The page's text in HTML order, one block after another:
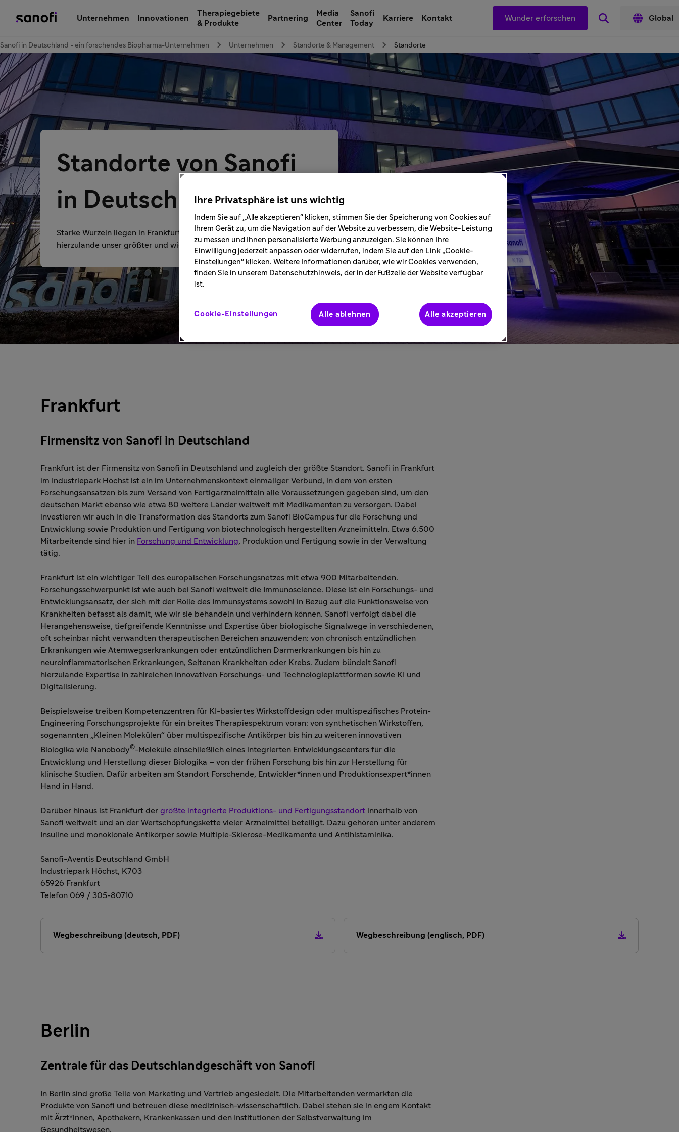
Unternehmen Innovationen
Therapiegebiete
& Produkte
Partnering
Media
Center
Sanofi
Today
Karriere Kontakt Wunder erforschen Global
Sanofi in Deutschland - ein forschendes Biopharma-Unternehmen Unternehmen Standorte & Management Standorte
Standorte von Sanofi
in Deutschland
Starke Wurzeln liegen in Frankfurt-Höchst. Noch heute ist dies
hierzulande unser größter und wichtigster Standort.
Frankfurt
Firmensitz von Sanofi in Deutschland
Frankfurt ist der Firmensitz von Sanofi in Deutschland und zugleich der größte Standort. Sanofi in Frankfurt
im Industriepark Höchst ist ein im Unternehmenskontext einmaliger Verbund, in dem von ersten
Forschungsansätzen bis zum Versand von Fertigarzneimitteln alle Voraus­setzungen gegeben sind, um den
deutschen Markt ebenso wie etwa 80 weitere Länder weltweit mit Medikamenten zu versorgen. Dabei
investieren wir auch in die Transformation des Standorts zum Sanofi BioCampus für die Forschung und
Entwicklung sowie Produktion und Fertigung von biotechnologisch hergestellten Arzneimitteln. Etwa 6.500
Mitarbeitende sind hier in Forschung und Entwicklung, Produktion und Fertigung sowie in der Verwaltung
tätig.
Frankfurt ist ein wichtiger Teil des europäischen Forschungsnetzes mit etwa 900 Mitarbeitenden.
Forschungsschwerpunkt ist wie auch bei Sanofi weltweit die Immunoscience. Diese ist ein Forschungs- und
Entwicklungsansatz, der sich mit der Rolle des Immunsystems sowohl in Bezug auf die Funktionsweise von
Krankheiten befasst als damit, wie wir sie behandeln und verhindern können. Sanofi verfolgt dabei die
Herangehensweise, tiefgreifende Kenntnisse und Expertise über biologische Signalwege in verschiedenen,
oft scheinbar nicht verwandten therapeutischen Bereichen anzuwenden: von chronisch entzündlichen
Erkrankungen wie Atemwegserkrankungen oder entzündlichen Darmerkrankungen bis hin zu
neuroinflammatorischen Erkrankungen, Seltenen Krankheiten oder Krebs. Zudem bündelt Sanofi
hierzulande Expertise in zahlreichen innovativen Forschungs- und Technologieplattformen sowie KI und
Digitalisierung.
Beispielsweise treiben Kompetenzzentren für KI-basiertes Wirkstoffdesign oder multispezifisches Protein-
Engineering Forschungsprojekte für ein breites Therapiespektrum voran: von synthetischen Wirkstoffen,
sogenannten „Kleinen Molekülen“ über multispezifische Antikörper bis hin zu weiteren innovativen
Biologika wie Nanobody®-Moleküle einschließlich eines integrierten Entwicklungscenters für die
Entwicklung und Herstellung dieser Biologika – von der frühen Forschung bis hin zur Herstellung für
klinische Studien. Dafür arbeiten am Standort Forschende, Entwickler*innen und Produktionsexpert*innen
Hand in Hand.
Darüber hinaus ist Frankfurt der größte integrierte Produktions- und Fertigungsstandort innerhalb von
Sanofi weltweit und an der Wertschöpfungskette vieler Arzneimittel beteiligt. Dazu gehören unter anderem
Insuline und monoklonale Antikörper sowie Multiple-Sklerose-Medikamente und Antihistaminika.
Sanofi-Aventis Deutschland GmbH
Industriepark Höchst, K703
65926 Frankfurt
Telefon 069 / 305-80710
Wegbeschreibung (deutsch, PDF) Wegbeschreibung (englisch, PDF)
Berlin
Zentrale für das Deutschlandgeschäft von Sanofi
In Berlin sind große Teile von Marketing und Vertrieb angesiedelt. Die Mitarbeitenden vermarkten die
Produkte von Sanofi und betreuen diese medizinisch-wissenschaftlich. Dabei stehen sie in engem Kontakt
mit Ärzt*innen, Apothekern, Krankenkassen und den Institutionen der Selbstverwaltung im
Gesundheitswesen.
Ihre Privatsphäre ist uns wichtig
Indem Sie auf „Alle akzeptieren" klicken, stimmen Sie der Speicherung von Cookies auf
Ihrem Gerät zu, um die Navigation auf der Website zu verbessern, die Website-Leistung
zu messen und Ihnen personalisierte Werbung anzuzeigen. Sie können Ihre
Einwilligung jederzeit anpassen oder widerrufen, indem Sie auf den Link „Cookie-
Einstellungen" klicken. Weitere Informationen darüber, wie wir Cookies verwenden,
finden Sie in unserem Datenschutzhinweis, der in der Fußzeile der Website verfügbar
ist.
Cookie-Einstellungen Alle akzeptieren
Alle ablehnen